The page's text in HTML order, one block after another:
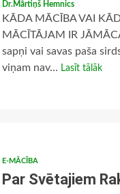
Dr.Mārtiņš Hemnics
KĀDA MĀCĪBA VAI
MĀCĪTĀJAM IR
sapņi vai savas paša
viņam nav... Lasīt tālāk
E-MĀCĪBA
Par Svētajiem